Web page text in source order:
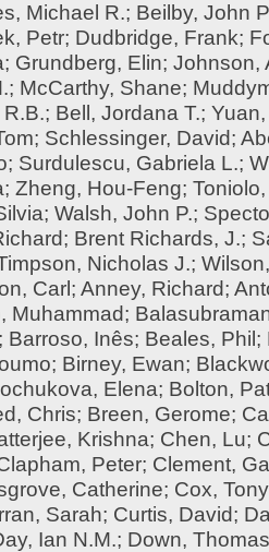
Michael R.; Beilby, John
Petr; Dudbridge, Frank;
; Grundberg, Elin; Johnson,
; McCarthy, Shane;
; Bell, Jordana T.;
; Schlessinger, David;
; Surdulescu, Gabriela L.;
; Zheng, Hou-Feng;
; Walsh, John P.;
; Brent Richards, J.;
Nicholas J.;
Carl ; Anney, Richard;
Muhammad;
; Barroso, Inês; Beales, Phil ;
; Birney, Ewan;
Elena; Bolton,
Chris; Breen, Gerome;
Krishna; Chen, Lu;
Peter; Clement,
Catherine; Cox, Tony
Sarah; Curtis, David;
Ian N.M.; Down, Thomas